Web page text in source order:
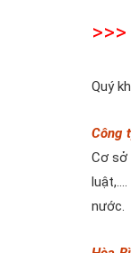
Quý
Công
Cơ sở
nước.